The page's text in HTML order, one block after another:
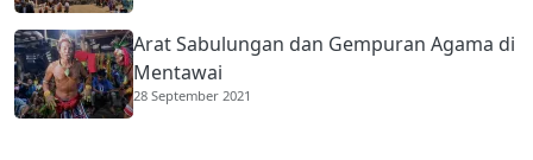
Arat Sabulungan dan Gempuran Agama di
Mentawai
28 September 2021